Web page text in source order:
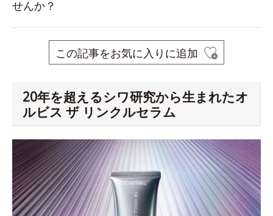
せんか？
この記事をお気に入りに追加
20年を超えるシワ研究から生まれたオ
ルビス ザ リンクルセラム